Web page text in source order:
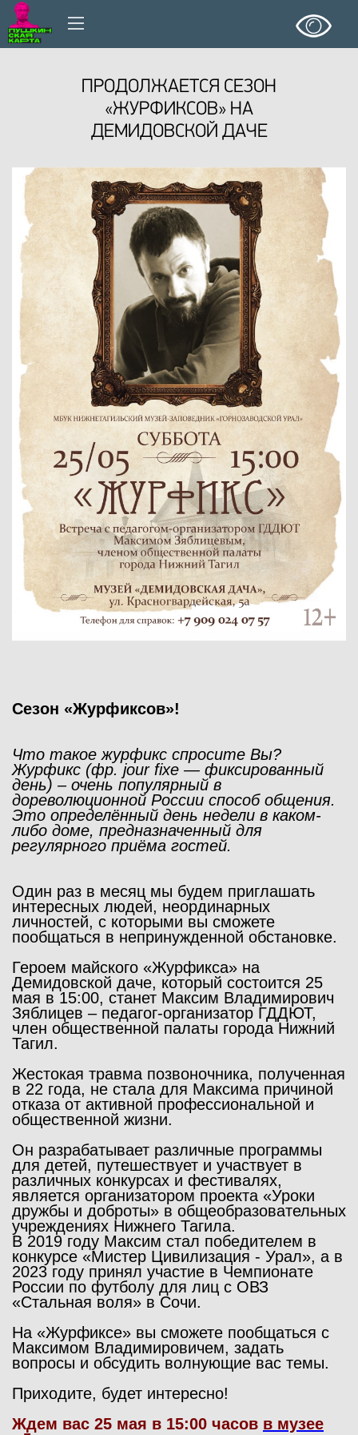
ПРОДОЛЖАЕТСЯ СЕЗОН
«ЖУРФИКСОВ» НА
ДЕМИДОВСКОЙ ДАЧЕ
Сезон «Журфиксов»!
Что такое журфикс спросите Вы?
Журфикс (фр. jour fixe — фиксированный
день) – очень популярный в
дореволюционной России способ общения.
Это определённый день недели в каком-
либо доме, предназначенный для
регулярного приёма гостей.
Один раз в месяц мы будем приглашать
интересных людей, неординарных
личностей, с которыми вы сможете
пообщаться в непринужденной обстановке.
Героем майского «Журфикса» на
Демидовской даче, который состоится 25
мая в 15:00, станет Максим Владимирович
Зяблицев – педагог-организатор ГДДЮТ,
член общественной палаты города Нижний
Тагил.
Жестокая травма позвоночника, полученная
в 22 года, не стала для Максима причиной
отказа от активной профессиональной и
общественной жизни.
Он разрабатывает различные программы
для детей, путешествует и участвует в
различных конкурсах и фестивалях,
является организатором проекта «Уроки
дружбы и доброты» в общеобразовательных
учреждениях Нижнего Тагила.
В 2019 году Максим стал победителем в
конкурсе «Мистер Цивилизация - Урал», а в
2023 году принял участие в Чемпионате
России по футболу для лиц с ОВЗ
«Стальная воля» в Сочи.
На «Журфиксе» вы сможете пообщаться с
Максимом Владимировичем, задать
вопросы и обсудить волнующие вас темы.
Приходите, будет интересно!
Ждем вас 25 мая в 15:00 часов в музее